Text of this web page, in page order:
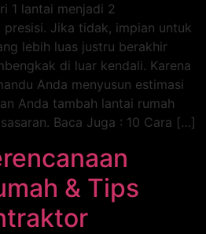
1 lantai menjadi 2
Jika tidak, impian untuk
lebih luas justru berakhir
di luar kendali. Karena
Anda menyusun estimasi
Anda tambah lantai rumah
Baca Juga : 10 Cara […]
& Tips